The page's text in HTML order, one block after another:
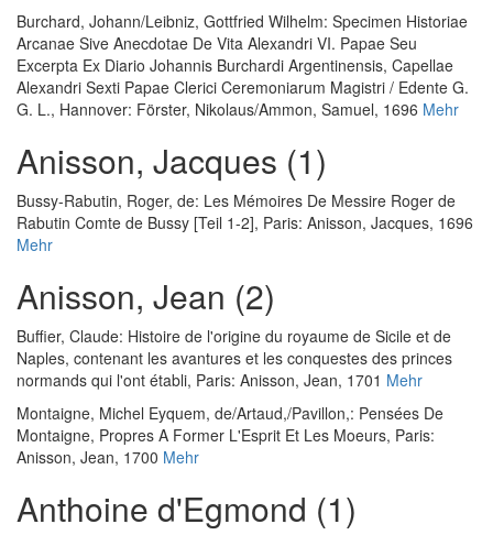
Burchard, Johann/Leibniz, Gottfried Wilhelm: Specimen Historiae
Arcanae Sive Anecdotae De Vita Alexandri VI. Papae Seu
Excerpta Ex Diario Johannis Burchardi Argentinensis, Capellae
Alexandri Sexti Papae Clerici Ceremoniarum Magistri / Edente G.
G. L., Hannover: Förster, Nikolaus/Ammon, Samuel, 1696 Mehr
Anisson, Jacques (1)
Bussy-Rabutin, Roger, de: Les Mémoires De Messire Roger de
Rabutin Comte de Bussy [Teil 1-2], Paris: Anisson, Jacques, 1696
Mehr
Anisson, Jean (2)
Buffier, Claude: Histoire de l'origine du royaume de Sicile et de
Naples, contenant les avantures et les conquestes des princes
normands qui l'ont établi, Paris: Anisson, Jean, 1701 Mehr
Montaigne, Michel Eyquem, de/Artaud,/Pavillon,: Pensées De
Montaigne, Propres A Former L'Esprit Et Les Moeurs, Paris:
Anisson, Jean, 1700 Mehr
Anthoine d'Egmond (1)